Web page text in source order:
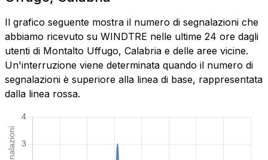
Il grafico seguente mostra il numero di segnalazioni che
abbiamo ricevuto su WINDTRE nelle ultime 24 ore dagli
utenti di Montalto Uffugo, Calabria e delle aree vicine.
Un'interruzione viene determinata quando il numero di
segnalazioni è superiore alla linea di base, rappresentata
dalla linea rossa.